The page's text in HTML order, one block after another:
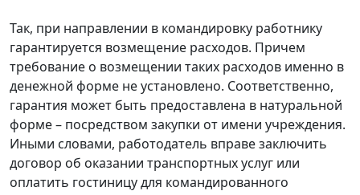
Так, при направлении в командировку работнику
гарантируется возмещение расходов. Причем
требование о возмещении таких расходов именно в
денежной форме не установлено. Соответственно,
гарантия может быть предоставлена в натуральной
форме – посредством закупки от имени учреждения.
Иными словами, работодатель вправе заключить
договор об оказании транспортных услуг или
оплатить гостиницу для командированного